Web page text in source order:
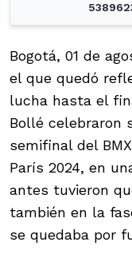
Bogotá, 01 de
el que quedó
lucha hasta el
Bollé celebraron
semifinal del
París 2024, en
antes tuvieron
también en la
se quedaba por